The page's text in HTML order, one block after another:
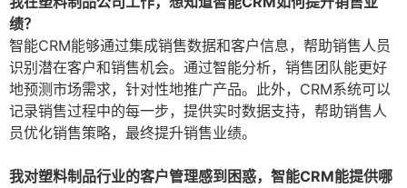
绩？
智能CRM能够通过集成销售数据和客户信息，帮助销售人员
识别潜在客户和销售机会。通过智能分析，销售团队能更好
地预测市场需求，针对性地推广产品。此外，CRM系统可以
记录销售过程中的每一步，提供实时数据支持，帮助销售人
员优化销售策略，最终提升销售业绩。
我对塑料制品行业的客户管理感到困惑，智能CRM能提供哪